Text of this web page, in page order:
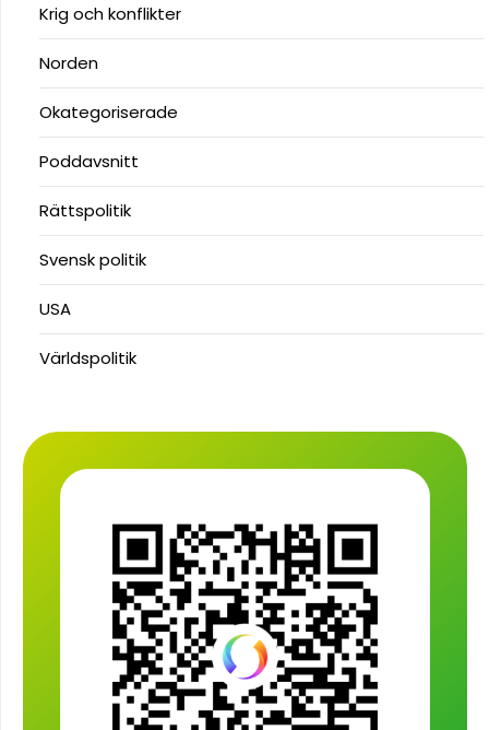
Krig och konflikter
Norden
Okategoriserade
Poddavsnitt
Rättspolitik
Svensk politik
USA
Världspolitik